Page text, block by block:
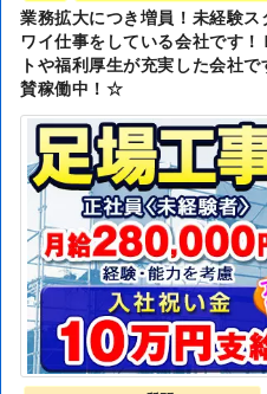
業務拡大につき増員！未経験
ワイ仕事をしている会社です
トや福利厚生が充実した会
賛稼働中！☆